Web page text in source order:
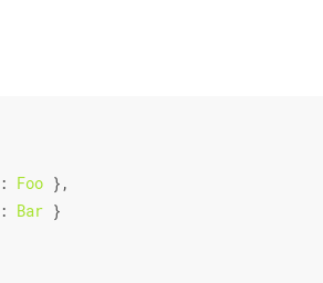
: Foo },
: Bar }